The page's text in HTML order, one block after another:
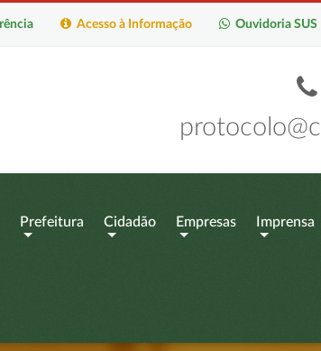
Ouvidoria SUS
Acesso à Informação
Prefeitura Cidadão Empresas Imprensa